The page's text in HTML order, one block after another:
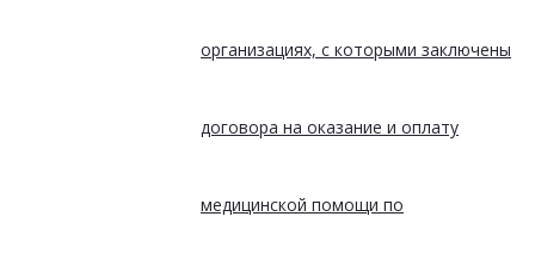
организациях, с которыми заключены
договора на оказание и оплату
медицинской помощи по